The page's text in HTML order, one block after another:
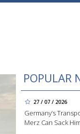
POPULAR
27 / 07 / 2026
Germany’s
Merz Can Sack Him